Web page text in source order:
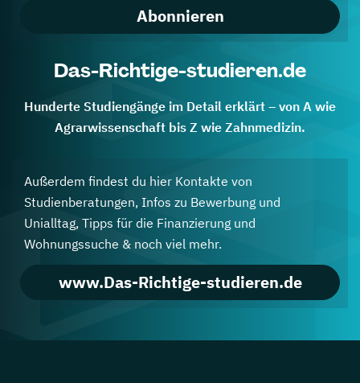
Abonnieren
Das-Richtige-studieren.de
Hunderte Studiengänge im Detail erklärt – von A wie
Agrarwissenschaft bis Z wie Zahnmedizin.
Außerdem findest du hier Kontakte von
Studienberatungen, Infos zu Bewerbung und
Unialltag, Tipps für die Finanzierung und
Wohnungssuche & noch viel mehr.
www.Das-Richtige-studieren.de